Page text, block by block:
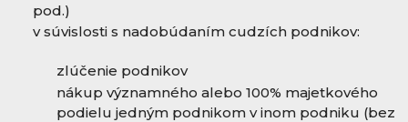
pod.)
v súvislosti s nadobúdaním cudzích podnikov:
zlúčenie podnikov
nákup významného alebo 100% majetkového
podielu jedným podnikom v inom podniku (bez